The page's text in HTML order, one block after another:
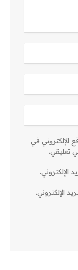
الإلكتروني في
تعليقي.
الإلكتروني.
الإلكتروني.